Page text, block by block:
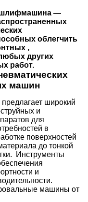
шлифмашина —
облегчить
,
других
работ.
машин
широкий
и
для
в
поверхностей
до тонкой
Инструменты
и